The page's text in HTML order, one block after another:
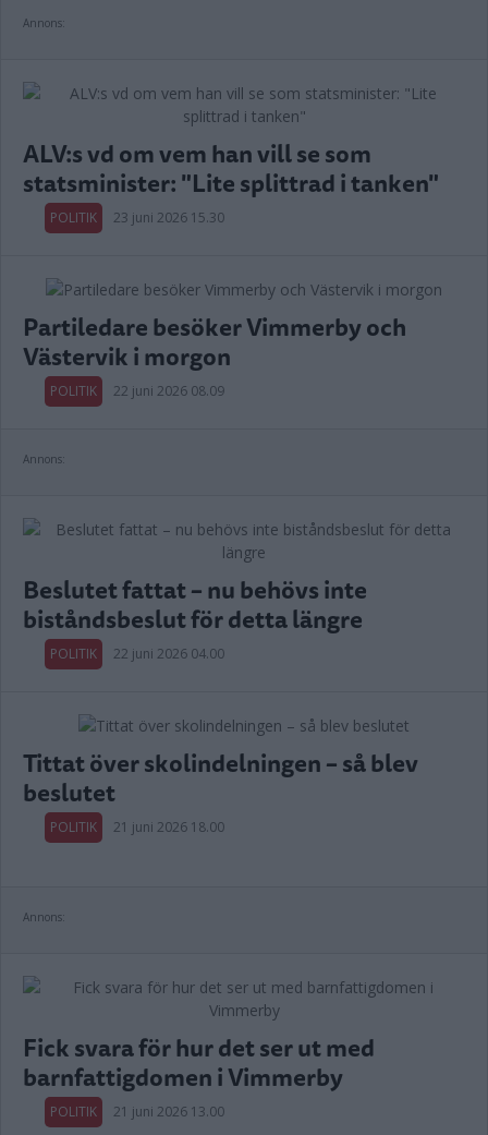
Annons:
ALV:s vd om vem han vill se som
statsminister: "Lite splittrad i tanken"
POLITIK 23 juni 2026 15.30
Partiledare besöker Vimmerby och
Västervik i morgon
POLITIK 22 juni 2026 08.09
Annons:
Beslutet fattat – nu behövs inte
biståndsbeslut för detta längre
POLITIK 22 juni 2026 04.00
Tittat över skolindelningen – så blev
beslutet
POLITIK 21 juni 2026 18.00
Annons:
Fick svara för hur det ser ut med
barnfattigdomen i Vimmerby
POLITIK 21 juni 2026 13.00